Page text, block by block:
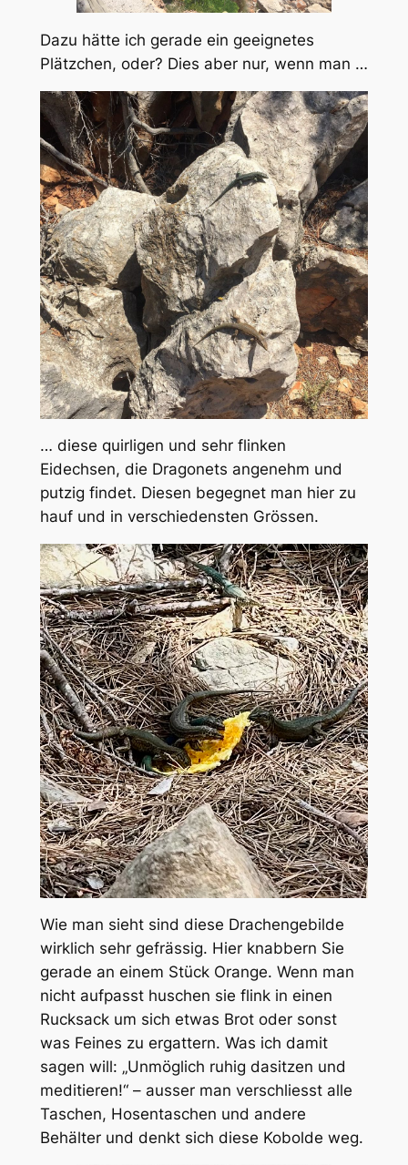
Dazu hätte ich gerade ein geeignetes
Plätzchen, oder? Dies aber nur, wenn man …
… diese quirligen und sehr flinken
Eidechsen, die Dragonets angenehm und
putzig findet. Diesen begegnet man hier zu
hauf und in verschiedensten Grössen.
Wie man sieht sind diese Drachengebilde
wirklich sehr gefrässig. Hier knabbern Sie
gerade an einem Stück Orange. Wenn man
nicht aufpasst huschen sie flink in einen
Rucksack um sich etwas Brot oder sonst
was Feines zu ergattern. Was ich damit
sagen will: „Unmöglich ruhig dasitzen und
meditieren!“ – ausser man verschliesst alle
Taschen, Hosentaschen und andere
Behälter und denkt sich diese Kobolde weg.